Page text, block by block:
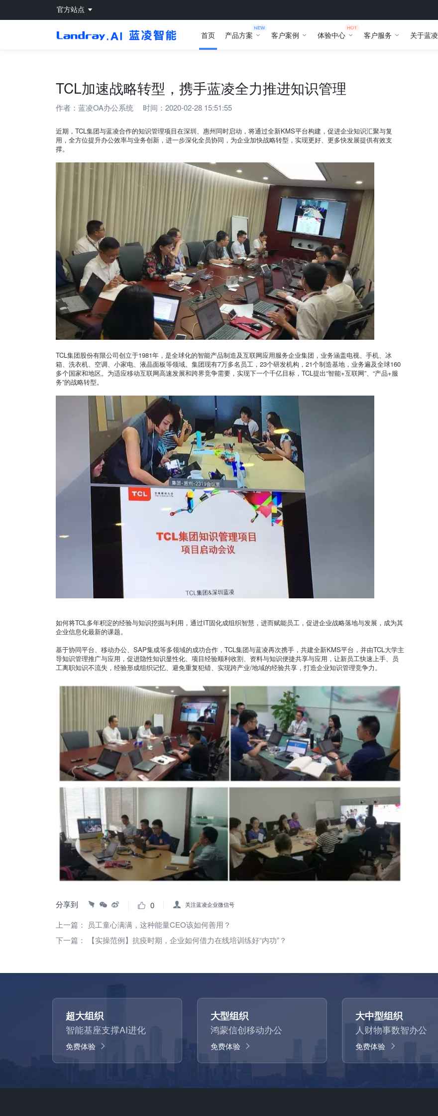
官方站点
首页 产品方案 客户案例 体验中心 客户服务 关于蓝凌
TCL加速战略转型，携手蓝凌全力推进知识管理
作者： 蓝凌OA办公系统 时间：2020-02-28 15:51:55
近期，TCL集团与蓝凌合作的知识管理项目在深圳、惠州同时启动，将通过全新KMS平台构建，促进企业知识汇聚与复
用，全方位提升办公效率与业务创新，进一步深化全员协同，为企业加快战略转型，实现更好、更多快发展提供有效支
撑。
TCL集团股份有限公司创立于1981年，是全球化的智能产品制造及互联网应用服务企业集团，业务涵盖电视、手机、冰
箱、洗衣机、空调、小家电、液晶面板等领域。集团现有7万多名员工，23个研发机构，21个制造基地，业务遍及全球160
多个国家和地区。为适应移动互联网高速发展和跨界竞争需要，实现下一个千亿目标，TCL提出“智能+互联网”、“产品+服
务”的战略转型。
如何将TCL多年积淀的经验与知识挖掘与利用，通过IT固化成组织智慧，进而赋能员工，促进企业战略落地与发展，成为其
企业信息化最新的课题。
基于协同平台、移动办公、SAP集成等多领域的成功合作，TCL集团与蓝凌再次携手，共建全新KMS平台，并由TCL大学主
导知识管理推广与应用，促进隐性知识显性化、项目经验顺利收割、资料与知识便捷共享与应用，让新员工快速上手、员
工离职知识不流失，经验形成组织记忆、避免重复犯错、实现跨产业/地域的经验共享，打造企业知识管理竞争力。
分享到 0 关注蓝凌企业微信号
上一篇：
员工童心满满，这种能量CEO该如何善用？
下一篇：
【实操范例】抗疫时期，企业如何借力在线培训练好“内功”？
超大组织
智能基座支撑AI进化
免费体验
大型组织
鸿蒙信创移动办公
免费体验
大中型组织
人财物事数智办公
免费体验